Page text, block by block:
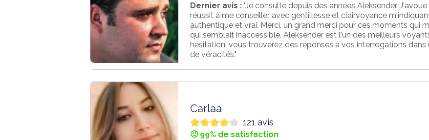
Dernier avis : "Je consulte depuis des années Aleksender.
réussit à me conseiller avec gentillesse et clairvoyance
authentique et vrai. Merci, un grand merci pour ces moments qui
qui semblait inaccessible. Aleksender est l'un des meilleurs
hésitation, vous trouverez des réponses à vos interrogations
de véracités."
Carlaa
121 avis
🙂 99% de satisfaction